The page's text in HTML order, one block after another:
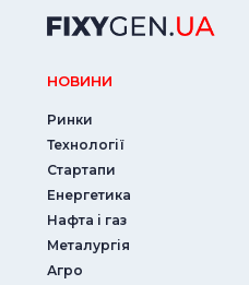
НОВИНИ
Ринки
Технології
Стартапи
Енергетика
Нафта і газ
Металургія
Агро